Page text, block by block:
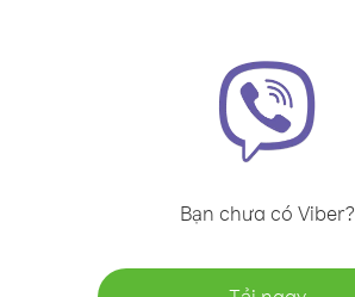
Bạn chưa có Viber?